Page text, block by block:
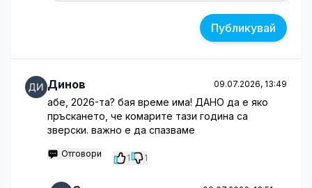
Публикувай
Динов 09.07.2026, 13:49
абе, 2026-та? бая време има! ДАНО да е яко
пръскането, че комарите тази година са
зверски. важно е да спазваме
Отговори 1 1